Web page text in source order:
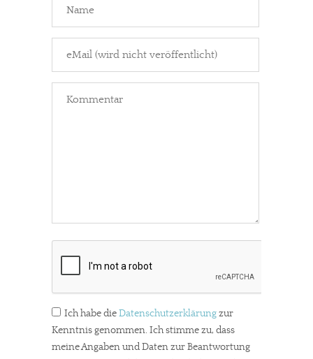
Ich habe dieDatenschutzerklärungzur
Kenntnis genommen. Ich stimme zu, dass
meine Angaben und Daten zur Beantwortung